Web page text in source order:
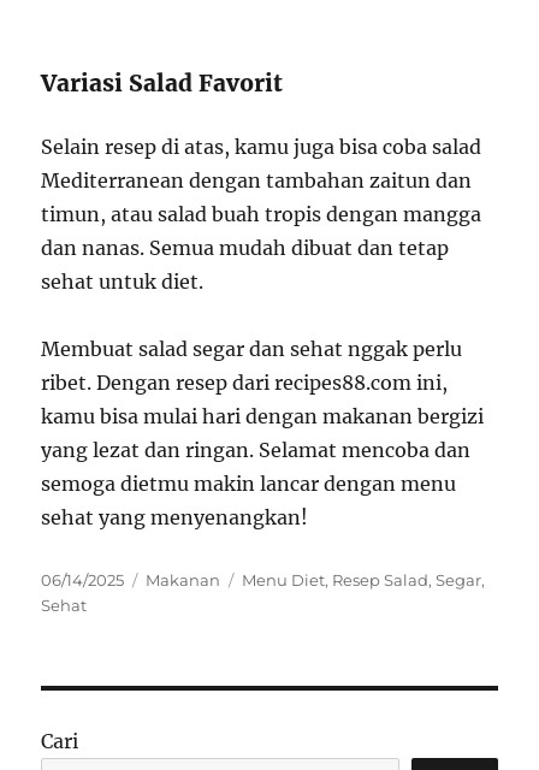
Variasi Salad Favorit
Selain resep di atas, kamu juga bisa coba salad
Mediterranean dengan tambahan zaitun dan
timun, atau salad buah tropis dengan mangga
dan nanas. Semua mudah dibuat dan tetap
sehat untuk diet.
Membuat salad segar dan sehat nggak perlu
ribet. Dengan resep dari recipes88.com ini,
kamu bisa mulai hari dengan makanan bergizi
yang lezat dan ringan. Selamat mencoba dan
semoga dietmu makin lancar dengan menu
sehat yang menyenangkan!
Posted
on
06/14/2025 Categories
Makanan Tags
Menu Diet, Resep Salad,Segar,
Sehat
Cari